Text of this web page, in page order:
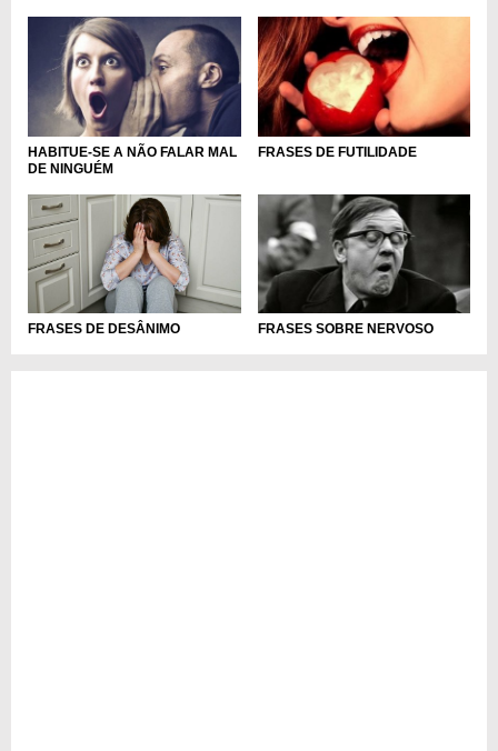
HABITUE-SE A NÃO FALAR MAL
DE NINGUÉM
FRASES DE FUTILIDADE
FRASES DE DESÂNIMO FRASES SOBRE NERVOSO